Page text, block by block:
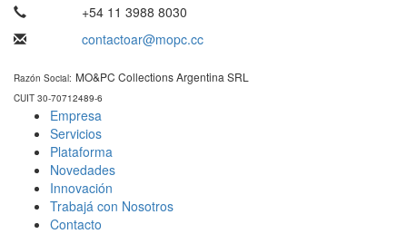
+54 11 3988 8030
contactoar@mopc.cc
Razón Social: MO&PC Collections Argentina SRL
CUIT 30-70712489-6
Empresa
Servicios
Plataforma
Novedades
Innovación
Trabajá con Nosotros
Contacto